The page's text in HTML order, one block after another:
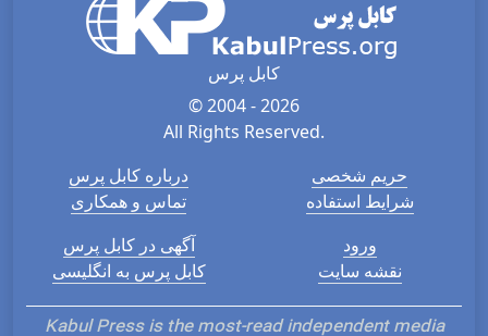
کابل پرس
© 2004 - 2026
All Rights Reserved.
درباره کابل پرس
تماس و همکاری
حریم شخصی
شرایط استفاده
آگهی در کابل پرس
کابل پرس به انگلیسی
ورود
نقشه سایت
Kabul Press is the most-read independent media